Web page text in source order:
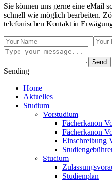
Sie können uns gerne eine eMail
schnell wie möglich bearbeiten.
telefonischen Kontakt in
Send
Sending
Home
Aktuelles
Studium
Vorstudium
Fächerkanon
Fächerkanon
Einschreibung
Studium
Studienplan